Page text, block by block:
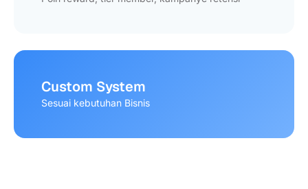
Custom System
Sesuai kebutuhan Bisnis